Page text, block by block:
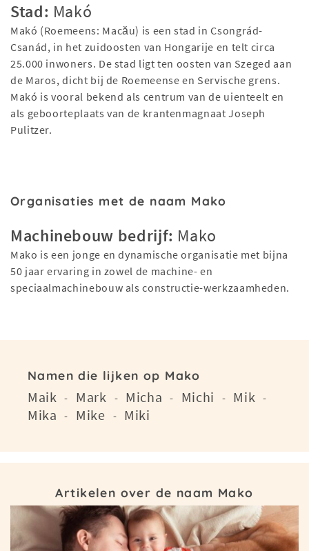
Stad: Makó
Makó (Roemeens: Macău) is een stad in Csongrád-
Csanád, in het zuidoosten van Hongarije en telt circa
25.000 inwoners. De stad ligt ten oosten van Szeged aan
de Maros, dicht bij de Roemeense en Servische grens.
Makó is vooral bekend als centrum van de uienteelt en
als geboorteplaats van de krantenmagnaat Joseph
Pulitzer.
Organisaties met de naam Mako
Machinebouw bedrijf: Mako
Mako is een jonge en dynamische organisatie met bijna
50 jaar ervaring in zowel de machine- en
speciaalmachinebouw als constructie-werkzaamheden.
Namen die lijken op Mako
Maik - Mark - Micha - Michi - Mik -
Mika - Mike - Miki
Artikelen over de naam Mako